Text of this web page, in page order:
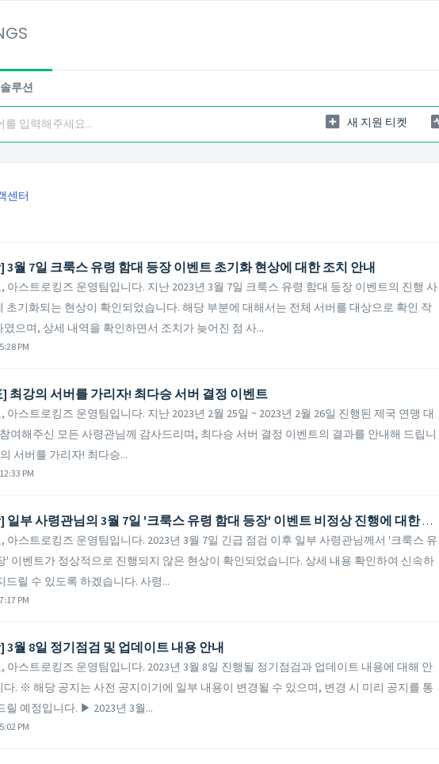
솔루션
새 지원 티켓
센터
3월 7일 크룩스 유령 함대 등장 이벤트 초기화 현상에 대한 조치 안내
아스트로킹즈 운영팀입니다. 지난 2023년 3월 7일 크룩스 유령 함대 등장 이벤트의 진행 사
초기화되는 현상이 확인되었습니다. 해당 부분에 대해서는 전체 서버를 대상으로 확인 작
였으며, 상세 내역을 확인하면서 조치가 늦어진 점 사...
PM
최강의 서버를 가리자! 최다승 서버 결정 이벤트
아스트로킹즈 운영팀입니다. 지난 2023년 2월 25일 ~ 2023년 2월 26일 진행된 제국 연맹 대
여해주신 모든 사령관님께 감사드리며, 최다승 서버 결정 이벤트의 결과를 안내해 드립니
서버를 가리자! 최다승...
PM
[공지사항] 일부 사령관님의 3월 7일 '크룩스 유령 함대 등장' 이벤트 비정상 진행에 대한 안내
아스트로킹즈 운영팀입니다. 2023년 3월 7일 긴급 점검 이후 일부 사령관님께서 '크룩스 유
' 이벤트가 정상적으로 진행되지 않은 현상이 확인되었습니다. 상세 내용 확인하여 신속하
드릴 수 있도록 하겠습니다. 사령...
PM
3월 8일 정기점검 및 업데이트 내용 안내
아스트로킹즈 운영팀입니다. 2023년 3월 8일 진행될 정기점검과 업데이트 내용에 대해 안
다. ※ 해당 공지는 사전 공지이기에 일부 내용이 변경될 수 있으며, 변경 시 미리 공지를 통
릴 예정입니다. ▶ 2023년 3월...
PM